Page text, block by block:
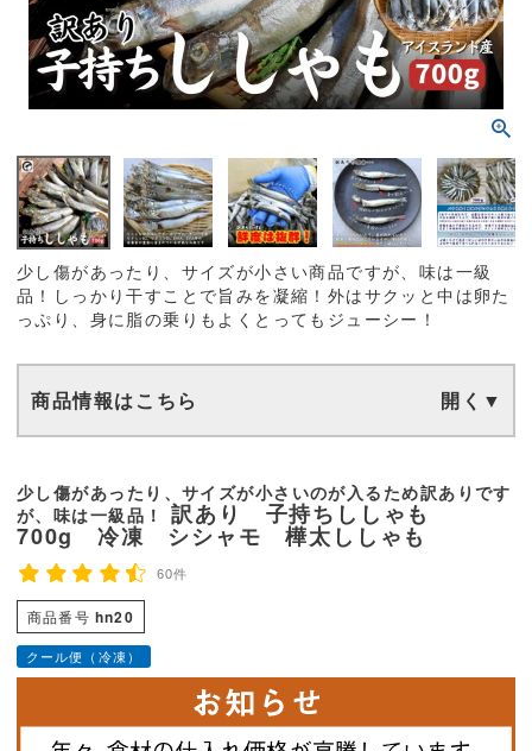
少し傷があったり、サイズが小さい商品ですが、味は一級
品！しっかり干すことで旨みを凝縮！外はサクッと中は卵た
っぷり、身に脂の乗りもよくとってもジューシー！
商品情報はこちら
少し傷があったり、サイズが小さいのが入るため訳ありです
が、味は一級品！
訳あり 子持ちししゃも
700g 冷凍 シシャモ 樺太ししゃも
60件
商品番号 hn20
クール便（冷凍）